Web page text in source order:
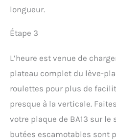
longueur.
Étape 3
L’heure est venue de
plateau complet du lève-
roulettes pour plus de
presque à la verticale.
votre plaque de BA13 sur le
butées escamotables sont